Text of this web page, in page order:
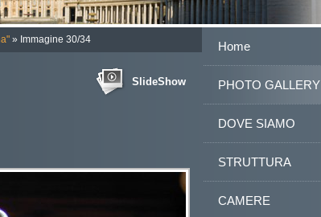
» Immagine 30/34
SlideShow
Home
PHOTO GALLERY
DOVE SIAMO
STRUTTURA
CAMERE